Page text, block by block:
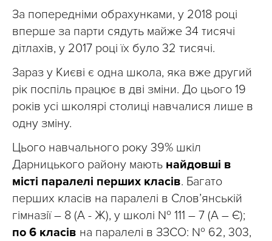
За попередніми обрахунками, у 2018 році
вперше за парти сядуть майже 34 тисячі
дітлахів, у 2017 році їх було 32 тисячі.
Зараз у Києві є одна школа, яка вже другий
рік поспіль працює в дві зміни. До цього 19
років усі школярі столиці навчалися лише в
одну зміну.
Цього навчального року 39% шкіл
Дарницького району мають найдовші в
місті паралелі перших класів. Багато
перших класів на паралелі в Слов’янській
гімназії – 8 (А - Ж), у школі № 111 – 7 (А – Є);
по 6 класів на паралелі в ЗЗСО: № 62, 303,